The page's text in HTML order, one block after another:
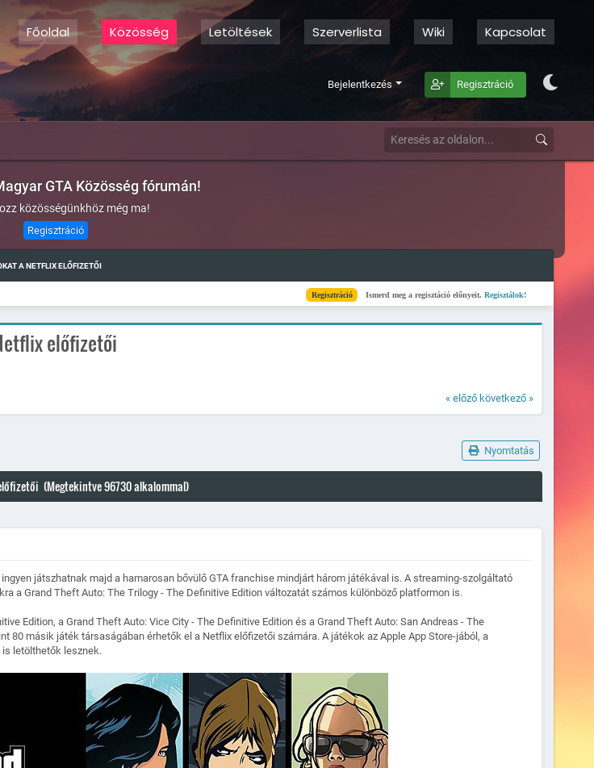
Főoldal Közösség Letöltések Szerverlista Wiki Kapcsolat
Bejelentkezés Regisztráció
GTA Közösség fórumán!
közösségünkhöz még ma!
Regisztráció
A NETFLIX ELŐFIZETŐI
Ismerd meg a regisztáció előnyeit.Regisztálok! Kész
előfizetői
« előző következő »
Nyomtatás
(Megtekintve 96730 alkalommal)
játszhatnak majd a hamarosan bővülő GTA franchise mindjárt három játékával is. A streaming-szolgáltató
a Grand Theft Auto: The Trilogy - The Definitive Edition változatát számos különböző platformon is.
Edition, a Grand Theft Auto: Vice City - The Definitive Edition és a Grand Theft Auto: San Andreas - The
80 másik játék társaságában érhetők el a Netflix előfizetői számára. A játékok az Apple App Store-jából, a
is letölthetők lesznek.